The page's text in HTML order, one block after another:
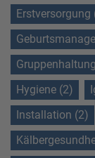
Erstversorgung
Hygiene (2)
Installation (2)